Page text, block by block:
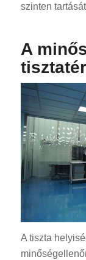
szinten
A
A tiszta